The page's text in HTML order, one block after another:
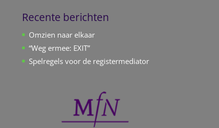
Recente berichten
Omzien naar elkaar
“Weg ermee: EXIT”
Spelregels voor de registermediator